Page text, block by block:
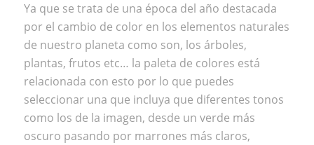
Ya que se trata de una época del año destacada
por el cambio de color en los elementos naturales
de nuestro planeta como son, los árboles,
plantas, frutos etc… la paleta de colores está
relacionada con esto por lo que puedes
seleccionar una que incluya que diferentes tonos
como los de la imagen, desde un verde más
oscuro pasando por marrones más claros,